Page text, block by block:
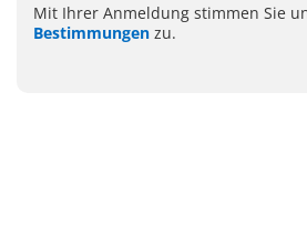
Mit Ihrer Anmeldung stimmen Sie
Bestimmungen zu.